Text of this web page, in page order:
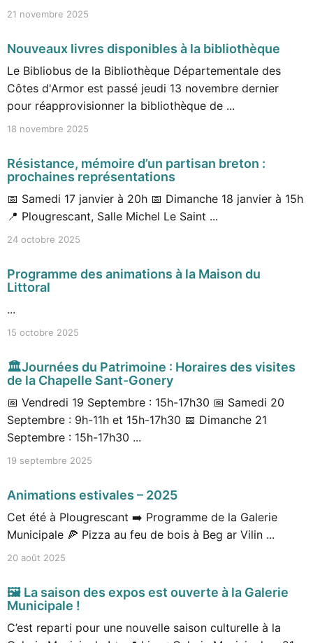
21 novembre 2025
Nouveaux livres disponibles à la bibliothèque
Le Bibliobus de la Bibliothèque Départementale des
Côtes d'Armor est passé jeudi 13 novembre dernier
pour réapprovisionner la bibliothèque de ...
18 novembre 2025
Résistance, mémoire d’un partisan breton :
prochaines représentations
📅 Samedi 17 janvier à 20h 📅 Dimanche 18 janvier à 15h
📍 Plougrescant, Salle Michel Le Saint ...
24 octobre 2025
Programme des animations à la Maison du
Littoral
...
15 octobre 2025
🏛️Journées du Patrimoine : Horaires des visites
de la Chapelle Sant-Gonery
📅 Vendredi 19 Septembre : 15h-17h30 📅 Samedi 20
Septembre : 9h-11h et 15h-17h30 📅 Dimanche 21
Septembre : 15h-17h30 ...
19 septembre 2025
Animations estivales – 2025
Cet été à Plougrescant ➡️ Programme de la Galerie
Municipale 🍕 Pizza au feu de bois à Beg ar Vilin ...
20 août 2025
🖼️ La saison des expos est ouverte à la Galerie
Municipale !
C’est reparti pour une nouvelle saison culturelle à la